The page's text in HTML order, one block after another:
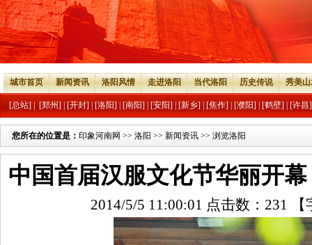
城市首页 新闻资讯 洛阳风情 走进洛阳 当代洛阳 历史传说 秀美
[总站] [郑州] [开封] [洛阳] [南阳] [安阳] [新乡] [焦作] [濮阳] [鹤壁] [许昌]
您所在的位置是： 印象河南网 >> 洛阳 >> 新闻资讯 >> 浏览洛阳
中国首届汉服文化节华丽开
2014/5/5 11:00:01 点击数： 231